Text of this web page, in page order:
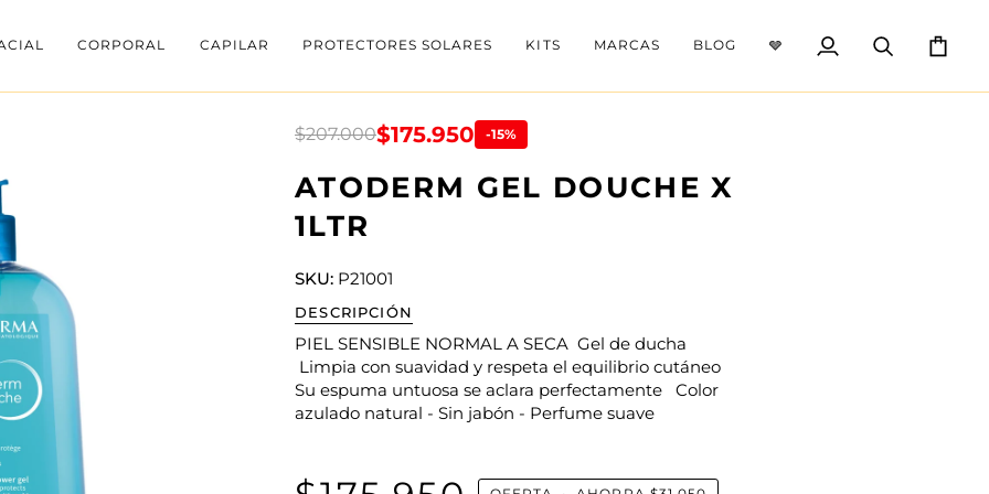
CORPORAL CAPILAR PROTECTORES SOLARES KITS MARCAS BLOG 🩶
Mi
Buscar Carrito
$207.000$175.950 -15%
ATODERM GEL DOUCHE X
1LTR
SKU: P21001
DESCRIPCIÓN
PIEL SENSIBLE NORMAL A SECA Gel de ducha
Limpia con suavidad y respeta el equilibrio cutáneo
Su espuma untuosa se aclara perfectamente Color
azulado natural - Sin jabón - Perfume suave